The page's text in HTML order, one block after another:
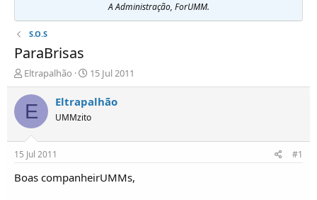
A Administração, ForUMM.
S.O.S
ParaBrisas
I
n
i
i
d
o
r
Eltrapalhão
D
a
t
d
í
15 Jul 2011
E Eltrapalhão
UMMzito
15 Jul 2011 #1
Boas companheirUMMs,